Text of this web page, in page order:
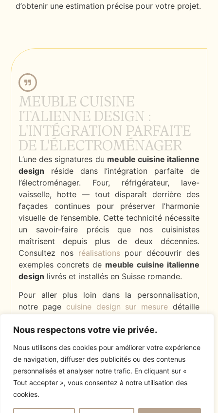
Nous respectons votre vie privée.
Nous utilisons des cookies pour améliorer votre expérience
de navigation, diffuser des publicités ou des contenus
personnalisés et analyser notre trafic. En cliquant sur «
Tout accepter », vous consentez à notre utilisation des
cookies.
d’obtenir une estimation précise pour votre projet.
MEUBLE CUISINE
ITALIENNE DESIGN :
L'INTÉGRATION PARFAITE
DE L'ÉLECTROMÉNAGER
L’une des signatures du meuble cuisine italienne
design réside dans l’intégration parfaite de
l’électroménager. Four, réfrigérateur, lave-
vaisselle, hotte — tout disparaît derrière des
façades continues pour préserver l’harmonie
visuelle de l’ensemble. Cette technicité nécessite
un savoir-faire précis que nos cuisinistes
maîtrisent depuis plus de deux décennies.
Consultez nos réalisationspour découvrir des
exemples concrets de meuble cuisine italienne
design livrés et installés en Suisse romande.
Pour aller plus loin dans la personnalisation,
notre page cuisine design sur mesuredétaille
projet.
TEK CUISINES, VOTRE
EXPERT EN CUISINE
ITALIENNE MEUBLE EN
SUISSE
Depuis plus de 25 ans,Tek Cuisines